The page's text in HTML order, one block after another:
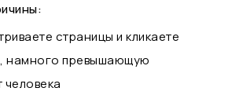
страницы и кликаете
намного превышающую